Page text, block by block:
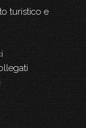
turistico e